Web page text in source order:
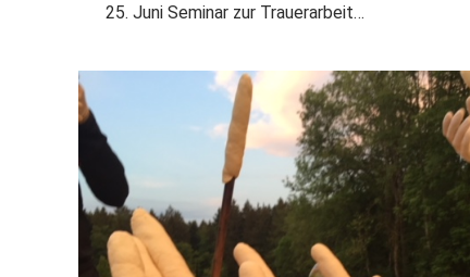
25. Juni Seminar zur Trauerarbeit…